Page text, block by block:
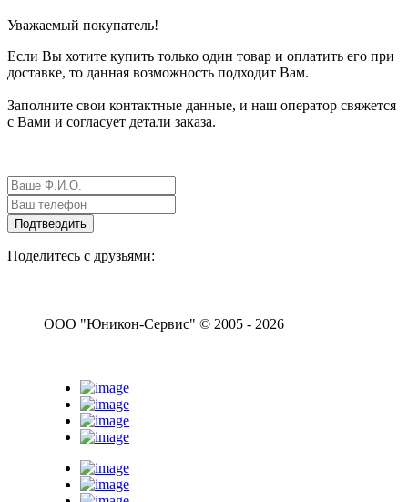
Уважаемый покупатель!
Если Вы хотите купить только один товар и оплатить его при
доставке, то данная возможность подходит Вам.
Заполните свои контактные данные, и наш оператор свяжется
с Вами и согласует детали заказа.
Поделитесь с друзьями:
ООО "Юникон-Сервис" © 2005 - 2026